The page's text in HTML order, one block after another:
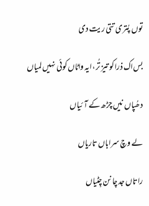
توں پُتری تتی ریت دی
بس اک ذرا کو تیز تُر، ایہ واٹاں کوئی نہیں لمیاں
دھُپاں نیں چڑھ کے آئیاں
لے وچ سراباں تاریاں
راتاں جد چانن چِٹیاں